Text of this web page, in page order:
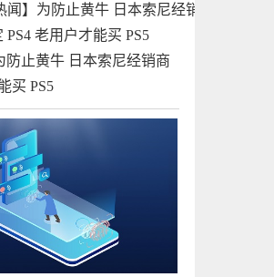
防止黄牛 日本索尼经销商
买 PS5